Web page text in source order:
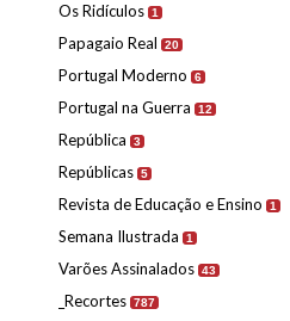
Os Ridículos 1
Papagaio Real 20
Portugal Moderno 6
Portugal na Guerra 12
República 3
Repúblicas 5
Revista de Educação e Ensino 1
Semana Ilustrada 1
Varões Assinalados 43
_Recortes 787